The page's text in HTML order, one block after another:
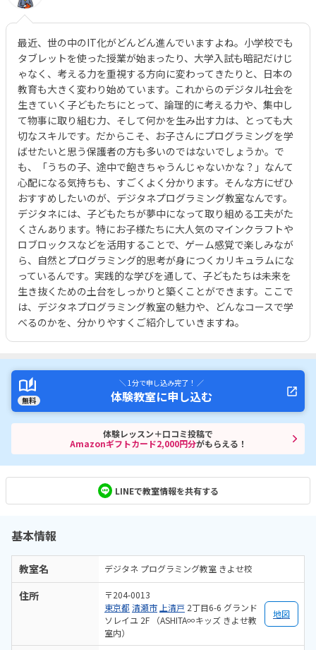
最近、世の中のIT化がどんどん進んでいますよね。小学校でも
タブレットを使った授業が始まったり、大学入試も暗記だけじ
ゃなく、考える力を重視する方向に変わってきたりと、日本の
教育も大きく変わり始めています。これからのデジタル社会を
生きていく子どもたちにとって、論理的に考える力や、集中し
て物事に取り組む力、そして何かを生み出す力は、とっても大
切なスキルです。だからこそ、お子さんにプログラミングを学
ばせたいと思う保護者の方も多いのではないでしょうか。で
も、「うちの子、途中で飽きちゃうんじゃないかな？」なんて
心配になる気持ちも、すごくよく分かります。そんな方にぜひ
おすすめしたいのが、デジタネプログラミング教室なんです。
デジタネには、子どもたちが夢中になって取り組める工夫がた
くさんあります。特にお子様たちに大人気のマインクラフトや
ロブロックスなどを活用することで、ゲーム感覚で楽しみなが
ら、自然とプログラミング的思考が身につくカリキュラムにな
っているんです。実践的な学びを通して、子どもたちは未来を
生き抜くための土台をしっかりと築くことができます。ここで
は、デジタネプログラミング教室の魅力や、どんなコースで学
べるのかを、分かりやすくご紹介していきますね。
無料
＼ 1分で申し込み完了！ ／
体験教室に申し込む
体験レッスン＋口コミ投稿で
Amazonギフトカード2,000円分がもらえる！
LINEで教室情報を共有する
基本情報
教室名 デジタネ プログラミング教室 きよせ校
住所
〒204-0013
東京都 清瀬市 上清戸 2丁目6-6 グランド
ソレイユ 2F （ASHITA∞キッズ きよせ教
室内）
地図